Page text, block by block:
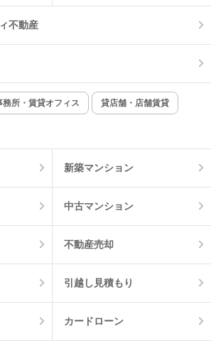
インターネット無料
不動産
務所・賃貸オフィス 貸店舗・店舗賃貸
新築マンション
中古マンション
不動産売却
引越し見積もり
カードローン